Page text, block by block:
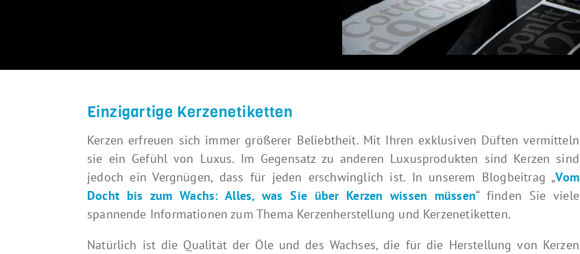
Einzigartige Kerzenetiketten
Kerzen erfreuen sich immer größerer Beliebtheit. Mit Ihren exklusiven Düften vermitteln
sie ein Gefühl von Luxus. Im Gegensatz zu anderen Luxusprodukten sind Kerzen sind
jedoch ein Vergnügen, dass für jeden erschwinglich ist. In unserem Blogbeitrag „Vom
Docht bis zum Wachs: Alles, was Sie über Kerzen wissen müssen“ finden Sie viele
spannende Informationen zum Thema Kerzenherstellung und Kerzenetiketten.
Natürlich ist die Qualität der Öle und des Wachses, die für die Herstellung von Kerzen